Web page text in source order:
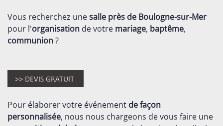
Vous recherchez unesalle près de Boulogne-sur-Mer
pour l'organisation de votre mariage, baptême,
communion?
Pour élaborer votre événement de façon
personnalisée, nous nous chargeons de vous faire une